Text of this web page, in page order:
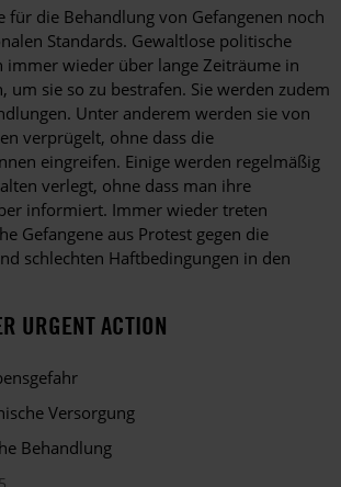
für die Behandlung von Gefangenen noch
Standards. Gewaltlose politische
immer wieder über lange Zeiträume in
um sie so zu bestrafen. Sie werden zudem
Unter anderem werden sie von
verprügelt, ohne dass die
eingreifen. Einige werden regelmäßig
verlegt, ohne dass man ihre
informiert. Immer wieder treten
Gefangene aus Protest gegen die
schlechten Haftbedingungen in den
URGENT ACTION
Versorgung
Behandlung